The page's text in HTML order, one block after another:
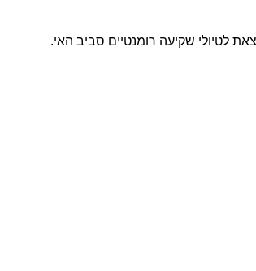
לטיולי שקיעה רומנטיים סביב האי.